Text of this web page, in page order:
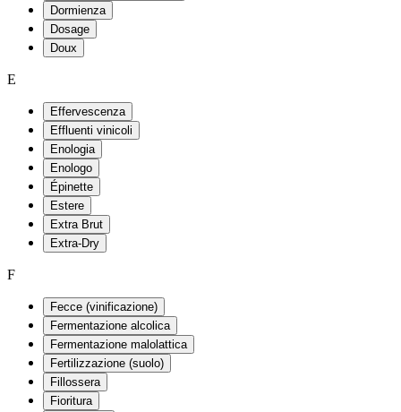
Dormienza
Dosage
Doux
E
Effervescenza
Effluenti vinicoli
Enologia
Enologo
Épinette
Estere
Extra Brut
Extra-Dry
F
Fecce (vinificazione)
Fermentazione alcolica
Fermentazione malolattica
Fertilizzazione (suolo)
Fillossera
Fioritura